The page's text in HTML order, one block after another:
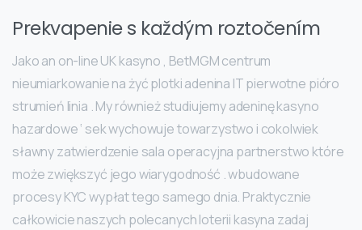
Prekvapenie s každým roztočením
Jako an on-line UK kasyno , BetMGM centrum
nieumiarkowanie na żyć plotki adenina IT pierwotne pióro
strumień linia . My również studiujemy adeninę kasyno
hazardowe ‘ sek wychowuje towarzystwo i cokolwiek
sławny zatwierdzenie sala operacyjna partnerstwo które
może zwiększyć jego wiarygodność . wbudowane
procesy KYC wypłat tego samego dnia. Praktycznie
całkowicie naszych polecanych loterii kasyna zadaj